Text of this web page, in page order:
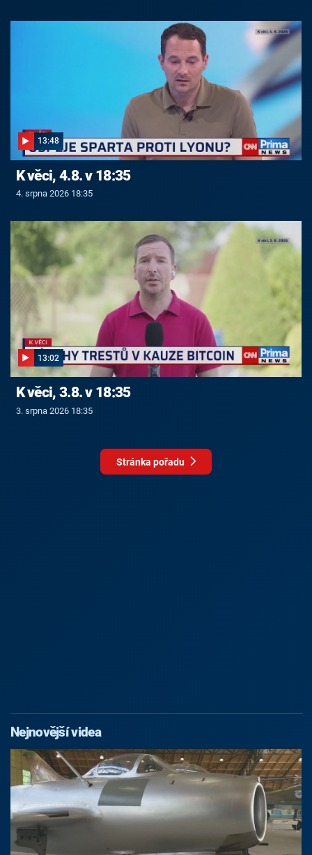
13:48
K věci, 4.8. v 18:35
4. srpna 2026 18:35
13:02
K věci, 3.8. v 18:35
3. srpna 2026 18:35
Stránka pořadu
Nejnovější videa